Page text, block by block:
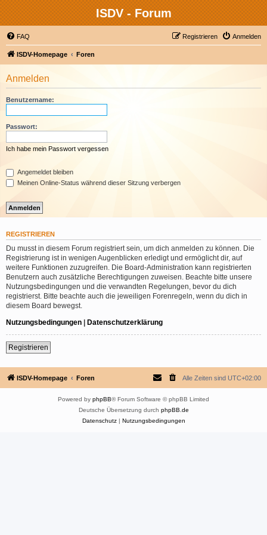
ISDV - Forum
FAQ Anmelden
Registrieren
ISDV-Homepage Foren
Anmelden
Benutzername:
Passwort:
Ich habe mein Passwort vergessen
Angemeldet bleiben
Meinen Online-Status während dieser Sitzung verbergen
REGISTRIEREN
Du musst in diesem Forum registriert sein, um dich anmelden zu können. Die
Registrierung ist in wenigen Augenblicken erledigt und ermöglicht dir, auf
weitere Funktionen zuzugreifen. Die Board-Administration kann registrierten
Benutzern auch zusätzliche Berechtigungen zuweisen. Beachte bitte unsere
Nutzungsbedingungen und die verwandten Regelungen, bevor du dich
registrierst. Bitte beachte auch die jeweiligen Forenregeln, wenn du dich in
diesem Board bewegst.
Nutzungsbedingungen | Datenschutzerklärung
Registrieren
ISDV-Homepage Foren Alle Zeiten sind UTC+02:00
Powered by phpBB® Forum Software © phpBB Limited
Deutsche Übersetzung durch phpBB.de
Datenschutz| Nutzungsbedingungen